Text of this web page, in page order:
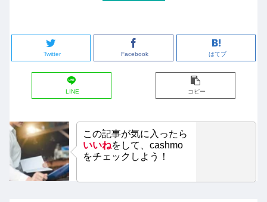
Twitter Facebook はてブ
LINE コピー
この記事が気に入ったら
いいねをして、cashmo
をチェックしよう！